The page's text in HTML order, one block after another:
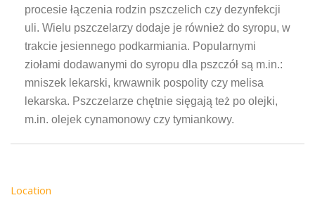
procesie łączenia rodzin pszczelich czy dezynfekcji
uli. Wielu pszczelarzy dodaje je również do syropu, w
trakcie jesiennego podkarmiania. Popularnymi
ziołami dodawanymi do syropu dla pszczół są m.in.:
mniszek lekarski, krwawnik pospolity czy melisa
lekarska. Pszczelarze chętnie sięgają też po olejki,
m.in. olejek cynamonowy czy tymiankowy.
Location